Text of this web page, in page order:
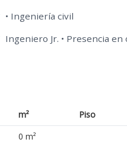
• Ingeniería civil
Ingeniero Jr. • Presencia en
m² Piso
0 m²